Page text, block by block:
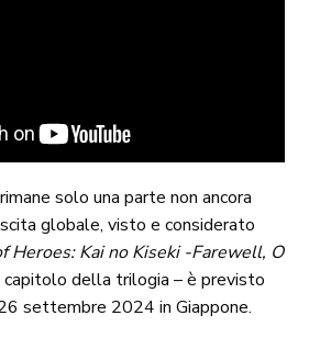
solo una parte non ancora
globale, visto e considerato
Heroes: Kai no Kiseki -Farewell, O
della trilogia – è previsto
settembre 2024 in Giappone.